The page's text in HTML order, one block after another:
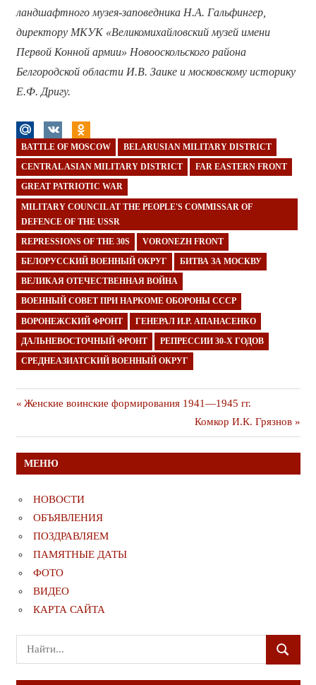
ландшафтного музея-заповедника Н.А. Гальфингер,
директору МКУК «Великомихайловский музей имени
Первой Конной армии» Новооскольского района
Белгородской области И.В. Заике и московскому историку
Е.Ф. Дригу.
BATTLE OF MOSCOW BELARUSIAN MILITARY DISTRICT
CENTRAL ASIAN MILITARY DISTRICT FAR EASTERN FRONT
GREAT PATRIOTIC WAR
MILITARY COUNCIL AT THE PEOPLE'S COMMISSAR OF
DEFENCE OF THE USSR
REPRESSIONS OF THE 30S VORONEZH FRONT
БЕЛОРУССКИЙ ВОЕННЫЙ ОКРУГ БИТВА ЗА МОСКВУ
ВЕЛИКАЯ ОТЕЧЕСТВЕННАЯ ВОЙНА
ВОЕННЫЙ СОВЕТ ПРИ НАРКОМЕ ОБОРОНЫ СССР
ВОРОНЕЖСКИЙ ФРОНТ ГЕНЕРАЛ И.Р. АПАНАСЕНКО
ДАЛЬНЕВОСТОЧНЫЙ ФРОНТ РЕПРЕССИИ 30-Х ГОДОВ
СРЕДНЕАЗИАТСКИЙ ВОЕННЫЙ ОКРУГ
Навигация
по
записям
Предыдущая
Женские воинские формирования 1941—1945 гг.
Следующая
публикация
Комкор И.К. Грязнов
МЕНЮ
НОВОСТИ
ОБЪЯВЛЕНИЯ
ПОЗДРАВЛЯЕМ
ПАМЯТНЫЕ ДАТЫ
ФОТО
ВИДЕО
КАРТА САЙТА
Поиск
для:
ПОИСК